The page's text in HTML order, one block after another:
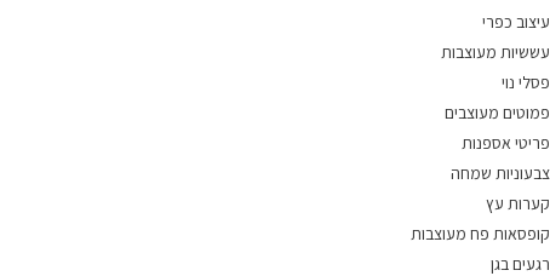
עיצוב כפרי
עששיות מעוצבות
פסלי נוי
פמוטים מעוצבים
פריטי אספנות
צבעוניות שמחה
קערות עץ
קופסאות פח מעוצבות
רגעים בגן